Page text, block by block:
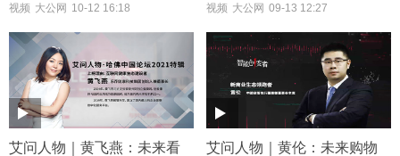
视频 大公网 10-12 16:18 视频 大公网 09-13 12:27
艾问人物｜黄飞燕：未来看
艾问人物｜黄伦：未来购物